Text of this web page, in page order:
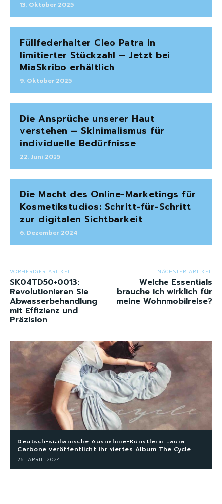
13. Oktober 2025
Füllfederhalter Cleo Patra in
limitierter Stückzahl – Jetzt bei
MiaSkribo erhältlich
9. Oktober 2025
Die Ansprüche unserer Haut
verstehen – Skinimalismus für
individuelle Bedürfnisse
22. Juni 2025
Die Macht des Online-Marketings für
Kosmetikstudios: Schritt-für-Schritt
zur digitalen Sichtbarkeit
6. Dezember 2024
VORHERIGER ARTIKEL
SK04TD50+0013:
Revolutionieren Sie
Abwasserbehandlung
mit Effizienz und
Präzision
NÄCHSTER ARTIKEL
Welche Essentials
brauche ich wirklich für
meine Wohnmobilreise?
Deutsch-sizilianische Ausnahme-Künstlerin Laura
Carbone veröffentlicht ihr viertes Album The Cycle
26. APRIL 2024